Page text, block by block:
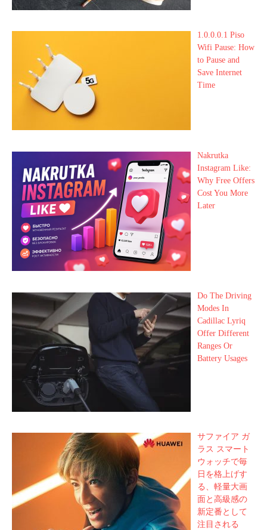
1.0.0.0.1 Piso
Wifi Pause: How
to Pause and
Save Internet
Time
Nakrutka
Instagram Like:
Why Free Offers
Cost You More
Later
Do The Driving
Modes In
Cadillac Lyriq
Offer Different
Ranges Or
Battery Usages
サファイア ガ
ラス スマート
ウォッチで毎
日を格上げす
る、軽量大画
面と高級感の
新定番として
注目される